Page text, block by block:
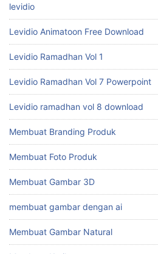
levidio
Levidio Animatoon Free Download
Levidio Ramadhan Vol 1
Levidio Ramadhan Vol 7 Powerpoint
Levidio ramadhan vol 8 download
Membuat Branding Produk
Membuat Foto Produk
Membuat Gambar 3D
membuat gambar dengan ai
Membuat Gambar Natural